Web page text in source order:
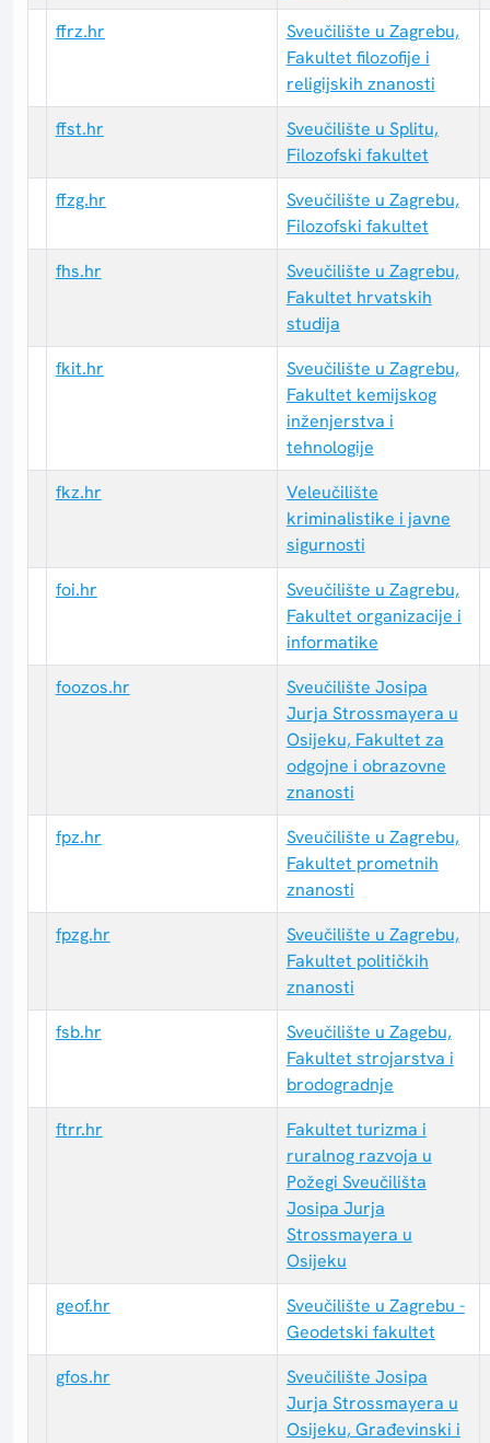
ffrz.hr
Sveučilište u Zagrebu,
Fakultet filozofije i
religijskih znanosti
ffst.hr
Sveučilište u Splitu,
Filozofski fakultet
ffzg.hr
Sveučilište u Zagrebu,
Filozofski fakultet
fhs.hr
Sveučilište u Zagrebu,
Fakultet hrvatskih
studija
fkit.hr
Sveučilište u Zagrebu,
Fakultet kemijskog
inženjerstva i
tehnologije
fkz.hr
Veleučilište
kriminalistike i javne
sigurnosti
foi.hr
Sveučilište u Zagrebu,
Fakultet organizacije i
informatike
foozos.hr
Sveučilište Josipa
Jurja Strossmayera u
Osijeku, Fakultet za
odgojne i obrazovne
znanosti
fpz.hr
Sveučilište u Zagrebu,
Fakultet prometnih
znanosti
fpzg.hr
Sveučilište u Zagrebu,
Fakultet političkih
znanosti
fsb.hr
Sveučilište u Zagebu,
Fakultet strojarstva i
brodogradnje
ftrr.hr
Fakultet turizma i
ruralnog razvoja u
Požegi Sveučilišta
Josipa Jurja
Strossmayera u
Osijeku
geof.hr
Sveučilište u Zagrebu -
Geodetski fakultet
gfos.hr
Sveučilište Josipa
Jurja Strossmayera u
Osijeku, Građevinski i